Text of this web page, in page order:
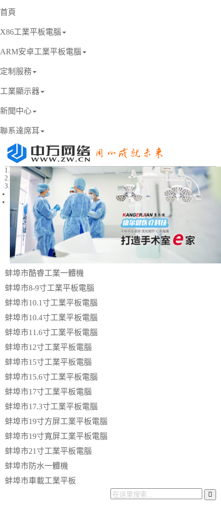
首頁
X86工業平板電腦
ARM安卓工業平板電腦
定制服務
工業顯示器
新聞中心
聯系達席耳
2
Previous
Next
蚌埠市酷睿工業一體機
蚌埠市8-9寸工業平板電腦
蚌埠市10.1寸工業平板電腦
蚌埠市10.4寸工業平板電腦
蚌埠市11.6寸工業平板電腦
蚌埠市12寸工業平板電腦
蚌埠市15寸工業平板電腦
蚌埠市15.6寸工業平板電腦
蚌埠市17寸工業平板電腦
蚌埠市17.3寸工業平板電腦
蚌埠市19寸方屏工業平板電腦
蚌埠市19寸寬屏工業平板電腦
蚌埠市21寸工業平板電腦
蚌埠市防水一體機
蚌埠市車載工業平板